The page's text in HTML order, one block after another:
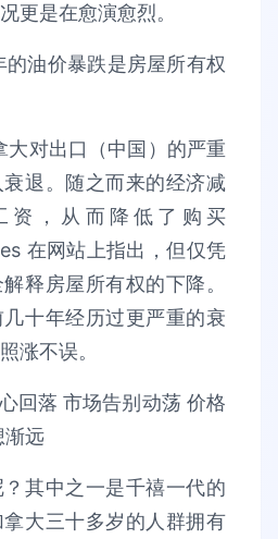
更是在愈演愈烈。
油价暴跌是房屋所有权
大对出口（中国）的严重
退。随之而来的经济减
资，从而降低了购买
在网站上指出，但仅凭
释房屋所有权的下降。
十年经历过更严重的衰
涨不误。
其中之一是千禧一代的
大三十多岁的人群拥有